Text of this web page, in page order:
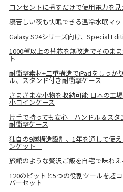
コンセントに挿すだけで使用電力を
寝苦しい夜も快眠できる温冷水眠マッ
Galaxy S24シリーズ向け、Special
1000種以上の替芯を無改造でそのま
ト
耐衝撃素材+二重構造でiPadをしっか
ル、スタンド付き耐衝撃ケース
さまざまな小物を収納可能 日本の工
小コインケース
片手で持っても安心 ハンドル＆スタ
耐衝撃ケース
独自の9層構造設計、1年を通して使
ンケット」
旅館のような贅沢ご飯を自宅で味わ
120のビットと5つの役割ツールを超
バーセット